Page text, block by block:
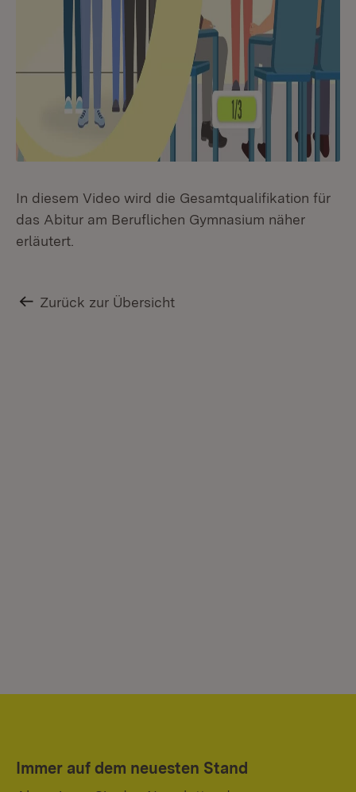
In diesem Video wird die Gesamtqualifikation für
das Abitur am Beruflichen Gymnasium näher
erläutert.
Zurück zur Übersicht
Immer auf dem neuesten Stand